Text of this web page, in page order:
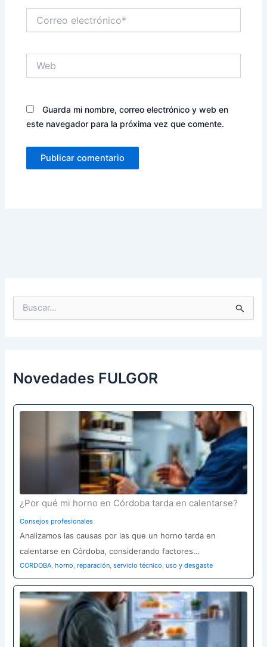
electrónico*
Guarda mi nombre, correo electrónico y web en
este navegador para la próxima vez que comente.
p
o
:
Novedades FULGOR
¿Por qué mi horno en Córdoba tarda en calentarse?
Consejos profesionales
Analizamos las causas por las que un horno tarda en
calentarse en Córdoba, considerando factores…
CORDOBA ,horno ,reparación ,servicio técnico ,uso y desgaste